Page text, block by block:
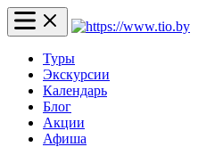
Туры
Экскурсии
Календарь
Блог
Акции
Афиша